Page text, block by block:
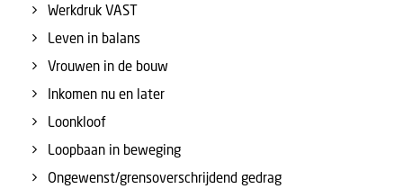
Werkdruk VAST
Leven in balans
Vrouwen in de bouw
Inkomen nu en later
Loonkloof
Loopbaan in beweging
Ongewenst/grensoverschrijdend gedrag